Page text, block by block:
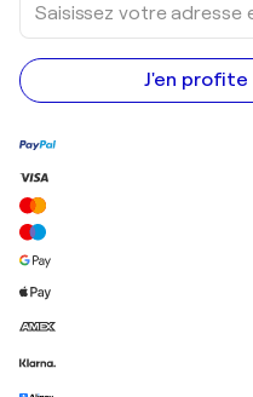
votre
adresse
e-
mail
J'en profite